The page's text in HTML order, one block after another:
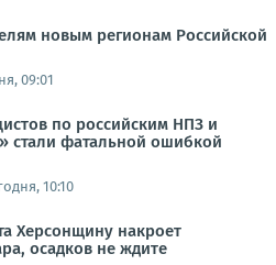
новым регионам Российской
09:01
по российским НПЗ и
стали фатальной ошибкой
10:10
Херсонщину накроет
осадков не ждите